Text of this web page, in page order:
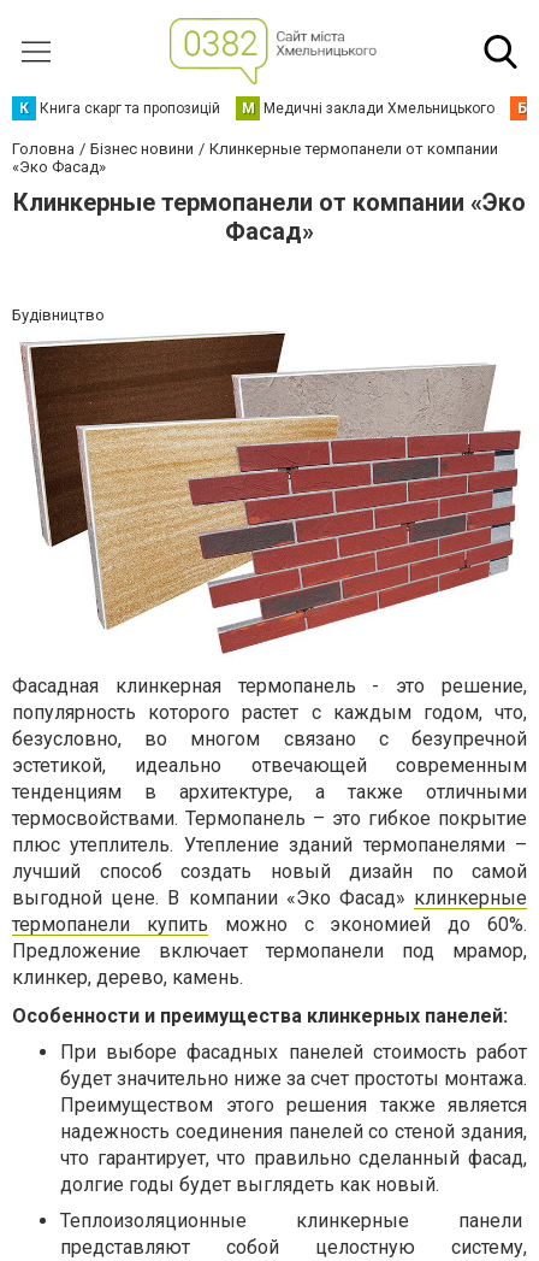
К Книга скарг та пропозицій М Медичні заклади Хмельницького Б
Головна Бізнес новини
Клинкерные термопанели от компании
«Эко Фасад»
Клинкерные термопанели от компании «Эко
Фасад»
Будівництво
Фасадная клинкерная термопанель - это решение,
популярность которого растет с каждым годом, что,
безусловно, во многом связано с безупречной
эстетикой, идеально отвечающей современным
тенденциям в архитектуре, а также отличными
термосвойствами. Термопанель – это гибкое покрытие
плюс утеплитель. Утепление зданий термопанелями –
лучший способ создать новый дизайн по самой
выгодной цене. В компании «Эко Фасад» клинкерные
термопанели купить можно с экономией до 60%.
Предложение включает термопанели под мрамор,
клинкер, дерево, камень.
Особенности и преимущества клинкерных панелей:
При выборе фасадных панелей стоимость работ
будет значительно ниже за счет простоты монтажа.
Преимуществом этого решения также является
надежность соединения панелей со стеной здания,
что гарантирует, что правильно сделанный фасад,
долгие годы будет выглядеть как новый.
Теплоизоляционные клинкерные панели
представляют собой целостную систему,